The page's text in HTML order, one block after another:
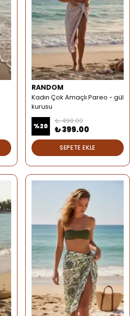
RANDOM
Kadın Çok Amaçlı Pareo - gül
kurusu
%20
₺ 499.00
₺ 399.00
SEPETE EKLE